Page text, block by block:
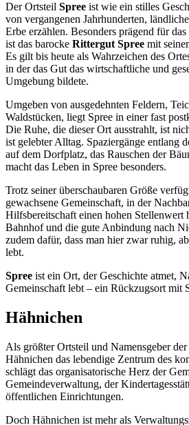
Der Ortsteil Spree ist wie ein stilles
von vergangenen Jahrhunderten,
Erbe erzählen. Besonders prägend für
ist das barocke Rittergut Spree mit
Es gilt bis heute als Wahrzeichen des
in der das Gut das wirtschaftliche und
Umgebung bildete.
Umgeben von ausgedehnten Feldern,
Waldstücken, liegt Spree in einer fast
Die Ruhe, die dieser Ort ausstrahlt, ist
ist gelebter Alltag. Spaziergänge entlang
auf dem Dorfplatz, das Rauschen der
macht das Leben in Spree besonders.
Trotz seiner überschaubaren Größe
gewachsene Gemeinschaft, in der
Hilfsbereitschaft einen hohen Stellenwert
Bahnhof und die gute Anbindung nach
zudem dafür, dass man hier zwar ruhig,
lebt.
Spree ist ein Ort, der Geschichte atmet,
Gemeinschaft lebt – ein Rückzugsort mit
Hähnichen
Als größter Ortsteil und Namensgeber
Hähnichen das lebendige Zentrum des
schlägt das organisatorische Herz der
Gemeindeverwaltung, der
öffentlichen Einrichtungen.
Doch Hähnichen ist mehr als